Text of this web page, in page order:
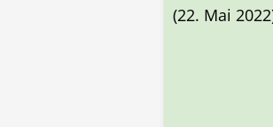
(22. Mai